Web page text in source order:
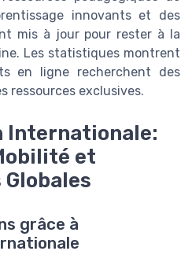
innovants et des
mis à jour pour rester à la
Les statistiques montrent
en ligne recherchent des
ressources exclusives.
Internationale:
et
grâce à